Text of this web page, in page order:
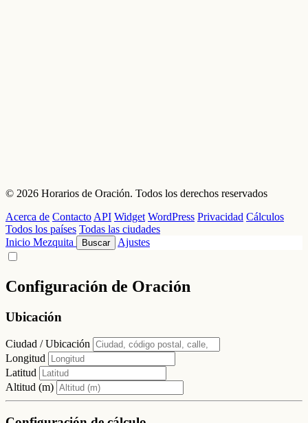
© 2026 Horarios de Oración. Todos los derechos reservados
Acerca de Contacto API Widget WordPress Privacidad Cálculos
Todos los países Todas las ciudades
Inicio Mezquita Buscar Ajustes
Configuración de Oración
Ubicación
Ciudad / Ubicación
Longitud
Latitud
Altitud (m)